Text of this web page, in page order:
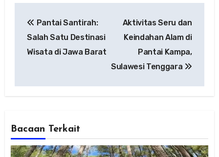
navigation
Pantai Santirah:
Salah Satu Destinasi
Wisata di Jawa Barat
Aktivitas Seru dan
Keindahan Alam di
Pantai Kampa,
Sulawesi Tenggara
Bacaan Terkait